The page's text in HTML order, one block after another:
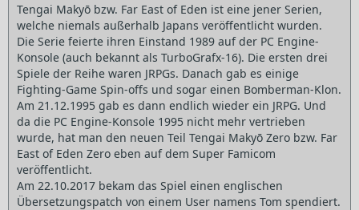
Tengai Makyō bzw. Far East of Eden ist eine jener Serien,
welche niemals außerhalb Japans veröffentlicht wurden.
Die Serie feierte ihren Einstand 1989 auf der PC Engine-
Konsole (auch bekannt als TurboGrafx-16). Die ersten drei
Spiele der Reihe waren JRPGs. Danach gab es einige
Fighting-Game Spin-offs und sogar einen Bomberman-Klon.
Am 21.12.1995 gab es dann endlich wieder ein JRPG. Und
da die PC Engine-Konsole 1995 nicht mehr vertrieben
wurde, hat man den neuen Teil Tengai Makyō Zero bzw. Far
East of Eden Zero eben auf dem Super Famicom
veröffentlicht.
Am 22.10.2017 bekam das Spiel einen englischen
Übersetzungspatch von einem User namens Tom spendiert.